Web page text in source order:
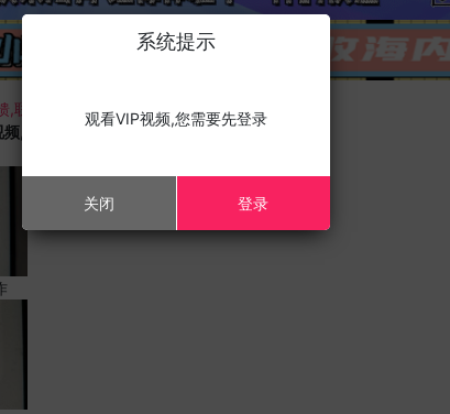
联系我们;
,且您的设备为苹果手机,请进行以下修改;
系统提示
观看VIP视频,您需要先登录
关闭 登录